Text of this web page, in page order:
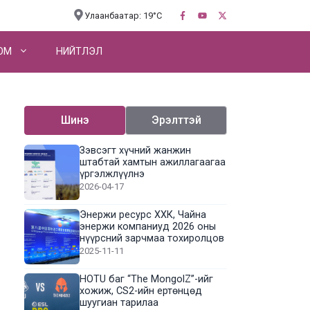
Улаанбаатар: 19°C
НИЙТЛЭЛ
Шинэ Эрэлттэй
Зэвсэгт хүчний жанжин
штабтай хамтын ажиллагаагаа
үргэлжлүүлнэ
2026-04-17
Энержи ресурс ХХК, Чайна
энержи компаниуд 2026 оны
нүүрсний зарчмаа тохиролцов
2025-11-11
HOTU баг “The MongolZ”-ийг
хожиж, CS2-ийн ертөнцөд
шуугиан тарилаа